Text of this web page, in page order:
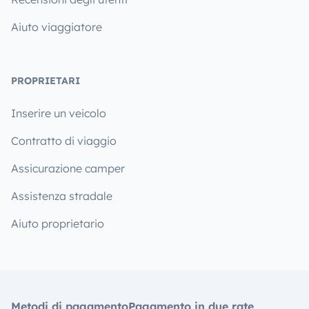
Aiuto viaggiatore
PROPRIETARI
Inserire un veicolo
Contratto di viaggio
Assicurazione camper
Assistenza stradale
Aiuto proprietario
Metodi di pagamentoPagamento in due rate